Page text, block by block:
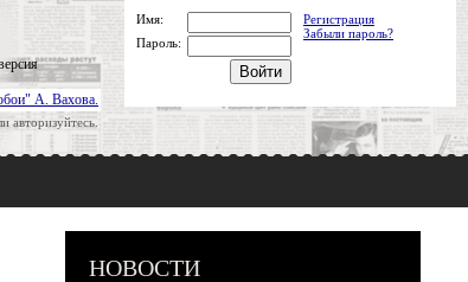
А. Вахова.
авторизуйтесь.
Имя:
Регистрация
Забыли пароль?
Пароль:
НОВОСТИ